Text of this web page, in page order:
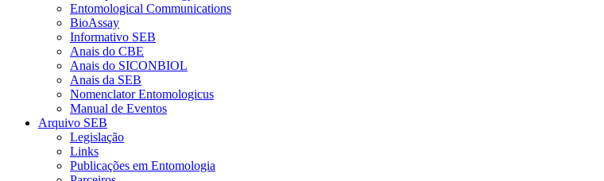
Entomological Communications
BioAssay
Informativo SEB
Anais do CBE
Anais do SICONBIOL
Anais da SEB
Nomenclator Entomologicus
Manual de Eventos
Arquivo SEB
Legislação
Links
Publicações em Entomologia